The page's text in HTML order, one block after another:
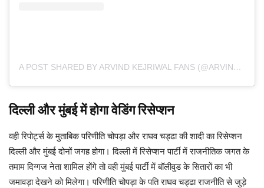
A POST SHARED BY ARVIND KEJRIWAL FANS (@ARVINDKEJRIWALAAP.FC)
दिल्ली और मुंबई में होगा वेडिंग रिसेप्शन
वही रिपोर्ट्स के मुताबिक परिणीति चोपड़ा और राघव चड्ढा की शादी का रिसेप्शन
दिल्ली और मुंबई दोनों जगह होगा। दिल्ली में रिसेप्शन पार्टी में राजनीतिक जगत के
तमाम दिग्गज नेता शामिल होंगे तो वही मुंबई पार्टी में बॉलीवुड के सितारों का भी
जमावड़ा देखने को मिलेगा। परिणीति चोपड़ा के पति राघव चड्ढा राजनीति से जुड़े